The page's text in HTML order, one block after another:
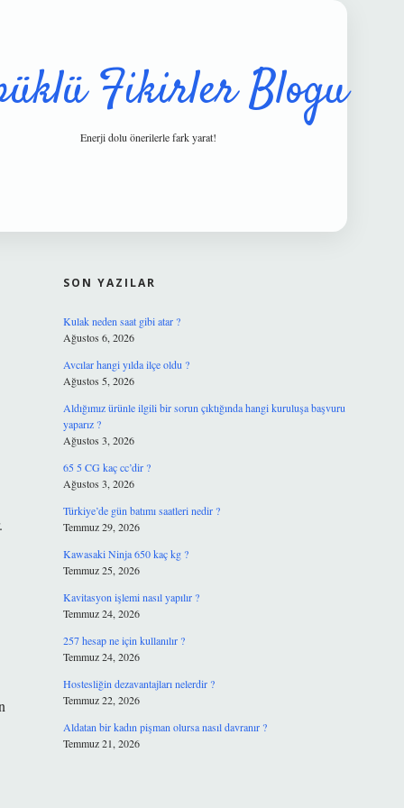
Fikirler Blogu
Enerji dolu önerilerle fark yarat!
SON YAZILAR
Kulak neden saat gibi atar ?
Ağustos 6, 2026
Avcılar hangi yılda ilçe oldu ?
Ağustos 5, 2026
Aldığımız ürünle ilgili bir sorun çıktığında hangi kuruluşa başvuru
yaparız ?
Ağustos 3, 2026
65 5 CG kaç cc’dir ?
Ağustos 3, 2026
Türkiye’de gün batımı saatleri nedir ?
Temmuz 29, 2026
Kawasaki Ninja 650 kaç kg ?
Temmuz 25, 2026
Kavitasyon işlemi nasıl yapılır ?
Temmuz 24, 2026
257 hesap ne için kullanılır ?
Temmuz 24, 2026
Hostesliğin dezavantajları nelerdir ?
Temmuz 22, 2026
Aldatan bir kadın pişman olursa nasıl davranır ?
Temmuz 21, 2026